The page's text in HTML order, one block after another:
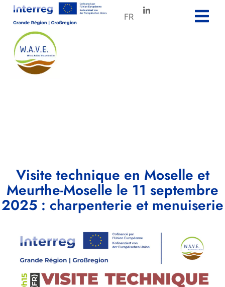
FR
Visite technique en Moselle et
Meurthe-Moselle le 11 septembre
2025 : charpenterie et menuiserie